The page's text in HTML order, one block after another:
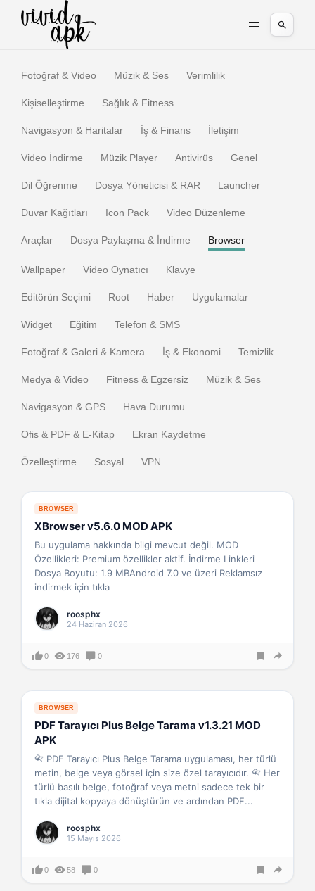
Fotoğraf & Video Müzik & Ses Verimlilik
Kişiselleştirme Sağlık & Fitness
Navigasyon & Haritalar İş & Finans İletişim
Video İndirme Müzik Player Antivirüs Genel
Dil Öğrenme Dosya Yöneticisi & RAR Launcher
Duvar Kağıtları Icon Pack Video Düzenleme
Araçlar Dosya Paylaşma & İndirme Browser
Wallpaper Video Oynatıcı Klavye
Editörün Seçimi Root Haber Uygulamalar
Widget Eğitim Telefon & SMS
Fotoğraf & Galeri & Kamera İş & Ekonomi Temizlik
Medya & Video Fitness & Egzersiz Müzik & Ses
Navigasyon & GPS Hava Durumu
Ofis & PDF & E-Kitap Ekran Kaydetme
Özelleştirme Sosyal VPN
BROWSER
XBrowser v5.6.0 MOD APK
Bu uygulama hakkında bilgi mevcut değil. MOD
Özellikleri: Premium özellikler aktif. İndirme Linkleri
Dosya Boyutu: 1.9 MBAndroid 7.0 ve üzeri Reklamsız
indirmek için tıkla
roosphx
24 Haziran 2026
0 176 0
BROWSER
PDF Tarayıcı Plus Belge Tarama v1.3.21 MOD
APK
📇 PDF Tarayıcı Plus Belge Tarama uygulaması, her türlü
metin, belge veya görsel için size özel tarayıcıdır. 📇 Her
türlü basılı belge, fotoğraf veya metni sadece tek bir
tıkla dijital kopyaya dönüştürün ve ardından PDF...
roosphx
15 Mayıs 2026
0 58 0